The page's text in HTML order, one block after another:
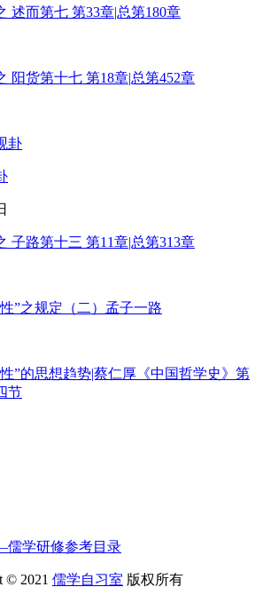
述而第七 第33章|总第180章
阳货第十七 第18章|总第452章
子路第十三 第11章|总第313章
”之规定（二）孟子一路
”的思想趋势|蔡仁厚《中国哲学史》第
节
学研修参考目录
© 2021 儒学自习室 版权所有